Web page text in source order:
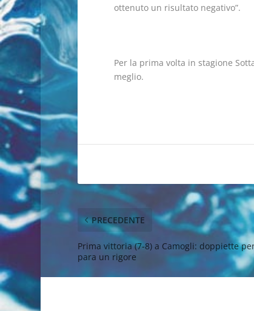
ottenuto un risultato negativo”.
Per la prima volta in stagione
meglio.
PRECEDENTE
Prima vittoria (7-8) a Camogli: doppiette
para un rigore